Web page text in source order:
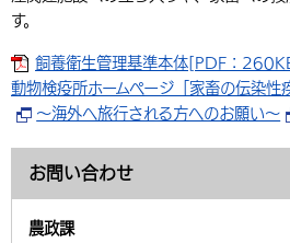
相談・支援・情報 計画
遊ぶ・体験する グ
買う・おみやげ 四
移住・定住
地方創生・地域活性化 広報
行政・計画
す。
飼養衛生管理基準本体[PDF：
動物検疫所ホームページ「家畜の伝染性
～海外へ旅行される方へのお願い～
お問い合わせ
農政課